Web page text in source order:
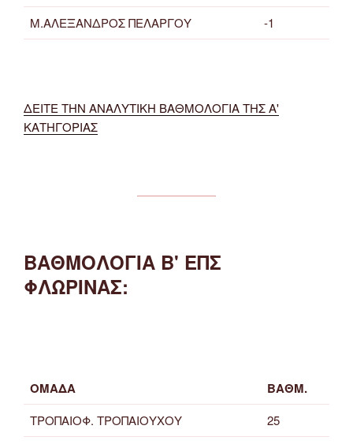
Μ.ΑΛΕΞΑΝΔΡΟΣ ΠΕΛΑΡΓΟΥ
-1
ΔΕΙΤΕ ΤΗΝ ΑΝΑΛΥΤΙΚΗ ΒΑΘΜΟΛΟΓΙΑ ΤΗΣ Α'
ΚΑΤΗΓΟΡΙΑΣ
ΒΑΘΜΟΛΟΓΙΑ Β' ΕΠΣ
ΦΛΩΡΙΝΑΣ:
ΟΜΑΔΑ ΒΑΘΜ.
ΤΡΟΠΑΙΟΦ. ΤΡΟΠΑΙΟΥΧΟΥ
25